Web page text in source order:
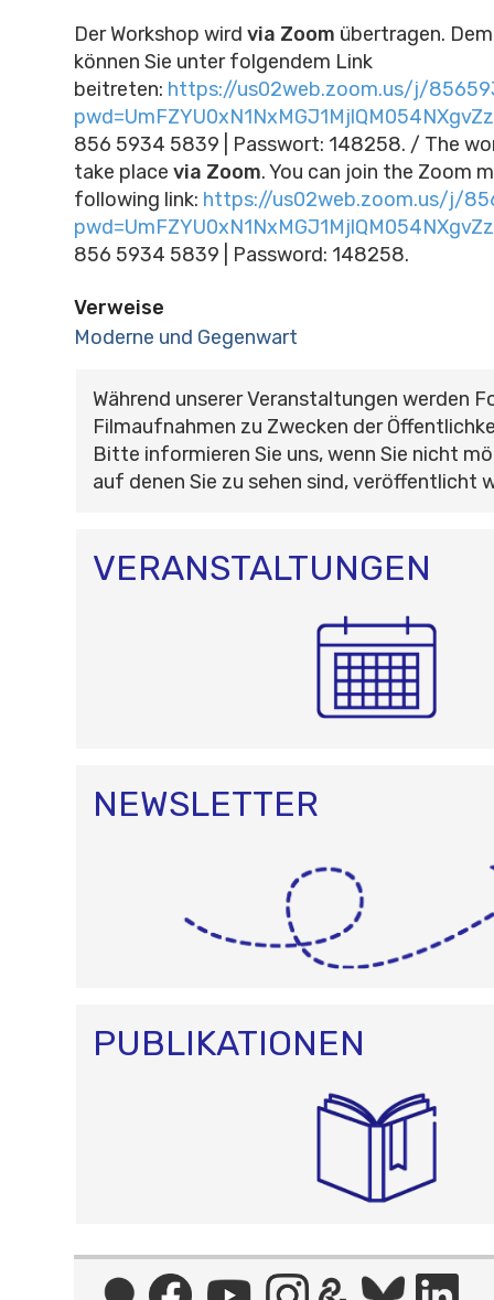
Der Workshop wird via Zoom übertragen.
können Sie unter folgendem Link
beitreten: https://us02web.zoom.us/j/
856 5934 5839 | Passwort: 148258. / The
take place via Zoom. You can join the Zoom
following link: https://us02web.zoom.us/j/
856 5934 5839 | Password: 148258.
Verweise
Moderne und Gegenwart
Während unserer Veranstaltungen werden
Filmaufnahmen zu Zwecken der
Bitte informieren Sie uns, wenn Sie nicht
auf denen Sie zu sehen sind, veröffentlicht
VERANSTALTUNGEN
NEWSLETTER
PUBLIKATIONEN